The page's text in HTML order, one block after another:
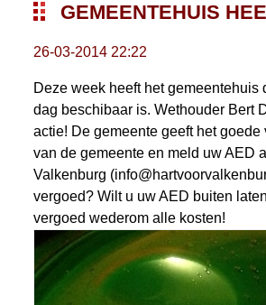
GEMEENTEHUIS
26-03-2014 22:22
Deze week heeft het
dag beschibaar is. Wethouder Bert
actie! De gemeente geeft het
van de gemeente en meld uw AED
Valkenburg
vergoed? Wilt u uw AED buiten
vergoed wederom alle kosten!